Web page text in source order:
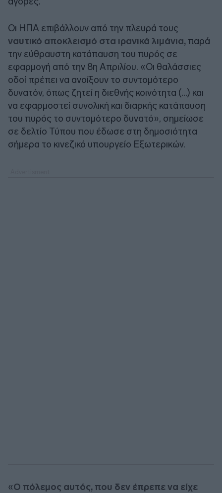
Οι ΗΠΑ επιβάλλουν από την πλευρά τους
ναυτικό αποκλεισμό στα ιρανικά λιμάνια, παρά
την εύθραυστη κατάπαυση του πυρός σε
εφαρμογή από την 8η Απριλίου. «Οι θαλάσσιες
οδοί πρέπει να ανοίξουν το συντομότερο
δυνατόν, όπως ζητεί η διεθνής κοινότητα (...) και
να εφαρμοστεί συνολική και διαρκής κατάπαυση
του πυρός το συντομότερο δυνατό», σημείωσε
σε δελτίο Τύπου που έδωσε στη δημοσιότητα
σήμερα το κινεζικό υπουργείο Εξωτερικών.
«Ο πόλεμος αυτός, που δεν έπρεπε να είχε